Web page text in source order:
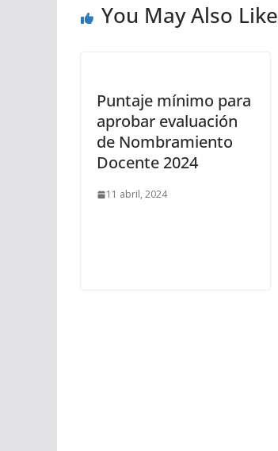
You May Also Like
Puntaje mínimo para
aprobar evaluación
de Nombramiento
Docente 2024
11 abril, 2024